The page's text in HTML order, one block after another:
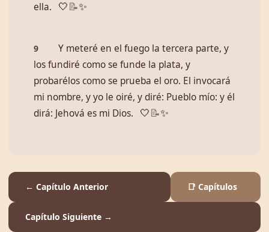
ella.
🤍 📝✨
9
Y meteré en el fuego la tercera parte, y
los fundiré como se funde la plata, y
probarélos como se prueba el oro. El invocará
mi nombre, y yo le oiré, y diré: Pueblo mío: y él
dirá: Jehová es mi Dios.
🤍 📝✨
← Capítulo Anterior 📑 Capítulos
Capítulo Siguiente →